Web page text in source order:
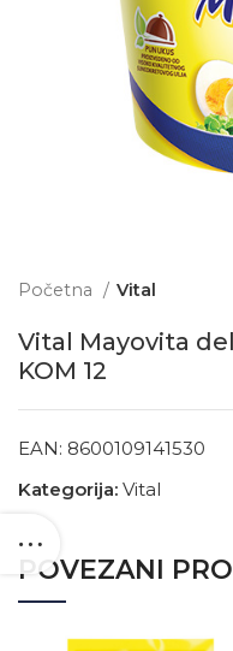
Početna Vital
Vital Mayovita
KOM 12
EAN: 8600109141530
Kategorija: Vital
POVEZANI